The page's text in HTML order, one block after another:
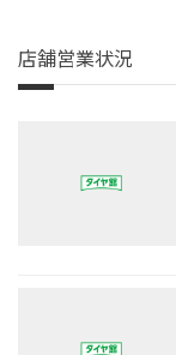
店舗営業状況